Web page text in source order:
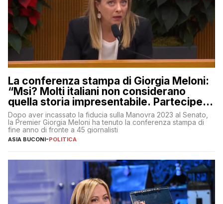
La conferenza stampa di Giorgia Meloni:
“Msi? Molti italiani non considerano
quella storia impresentabile. Parteciperò
al 25 aprile”
Dopo aver incassato la fiducia sulla Manovra 2023 al Senato,
la Premier Giorgia Meloni ha tenuto la conferenza stampa di
fine anno di fronte a 45 giornalisti
ASIA BUCONI-POLITICA